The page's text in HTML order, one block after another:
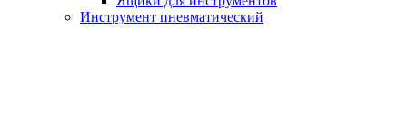
Инструмент пневматический